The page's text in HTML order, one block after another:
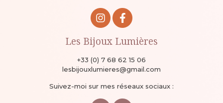
Les Bijoux Lumières
+33 (0) 7 68 62 15 06
lesbijouxlumieres@gmail.com
Suivez-moi sur mes réseaux sociaux :